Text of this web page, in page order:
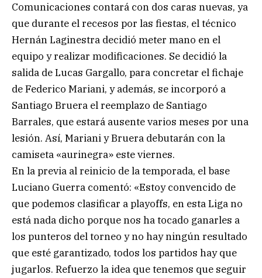
Comunicaciones contará con dos caras nuevas, ya
que durante el recesos por las fiestas, el técnico
Hernán Laginestra decidió meter mano en el
equipo y realizar modificaciones. Se decidió la
salida de Lucas Gargallo, para concretar el fichaje
de Federico Mariani, y además, se incorporó a
Santiago Bruera el reemplazo de Santiago
Barrales, que estará ausente varios meses por una
lesión. Así, Mariani y Bruera debutarán con la
camiseta «aurinegra» este viernes.
En la previa al reinicio de la temporada, el base
Luciano Guerra comentó: «Estoy convencido de
que podemos clasificar a playoffs, en esta Liga no
está nada dicho porque nos ha tocado ganarles a
los punteros del torneo y no hay ningún resultado
que esté garantizado, todos los partidos hay que
jugarlos. Refuerzo la idea que tenemos que seguir